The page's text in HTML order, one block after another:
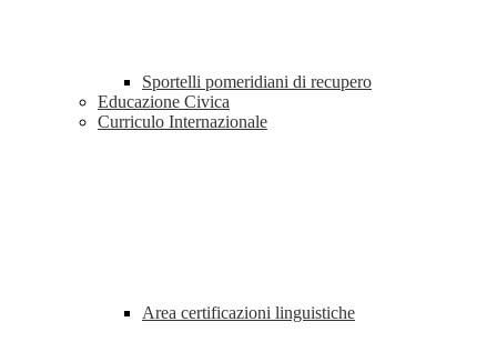
Sportelli pomeridiani di recupero
Educazione Civica
Curriculo Internazionale
Area certificazioni linguistiche